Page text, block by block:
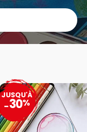
JUSQU'À
-30%